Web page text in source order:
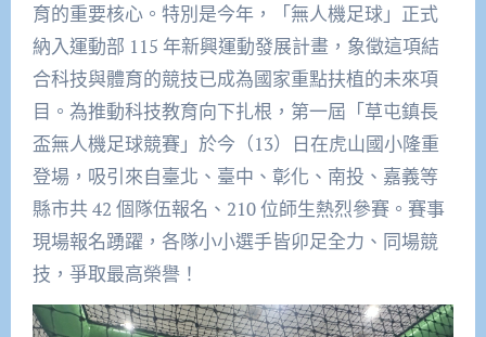
育的重要核心。特別是今年，「無人機足球」正式
納入運動部 115 年新興運動發展計畫，象徵這項結
合科技與體育的競技已成為國家重點扶植的未來項
目。為推動科技教育向下扎根，第一屆「草屯鎮長
盃無人機足球競賽」於今（13）日在虎山國小隆重
登場，吸引來自臺北、臺中、彰化、南投、嘉義等
縣市共 42 個隊伍報名、210 位師生熱烈參賽。賽事
現場報名踴躍，各隊小小選手皆卯足全力、同場競
技，爭取最高榮譽！